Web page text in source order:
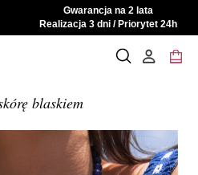
Gwarancja na 2 lata
Realizacja 3 dni / Priorytet 24h
blaskiem